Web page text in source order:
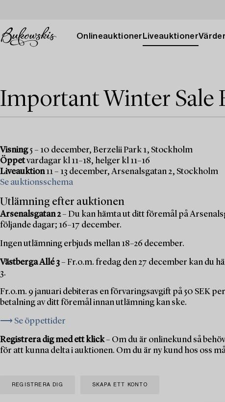
Onlineauktioner Liveauktioner
Important Winter Sale
Visning5 – 10 december, Berzelii Park 1, Stockholm
Öppetvardagar kl 11–18, helger kl 11–16
Liveauktion11 – 13 december, Arsenalsgatan 2, Stockholm
Se auktionsschema
Utlämning efter auktionen
Arsenalsgatan 2– Du kan hämta ut ditt föremål på
följande dagar; 16–17 december.
Ingen utlämning erbjuds mellan 18–26 december.
Västberga Allé 3– Fr.o.m. fredag den 27 december kan du
3.
Fr.o.m. 9 januari debiteras en förvaringsavgift på 50 SEK
betalning av ditt föremål innan utlämning kan ske.
⟶ Se öppettider
Registrera dig med ett klick– Om du är onlinekund så
för att kunna delta i auktionen. Om du är ny kund hos oss
REGISTRERA DIG SKAPA ETT KONTO